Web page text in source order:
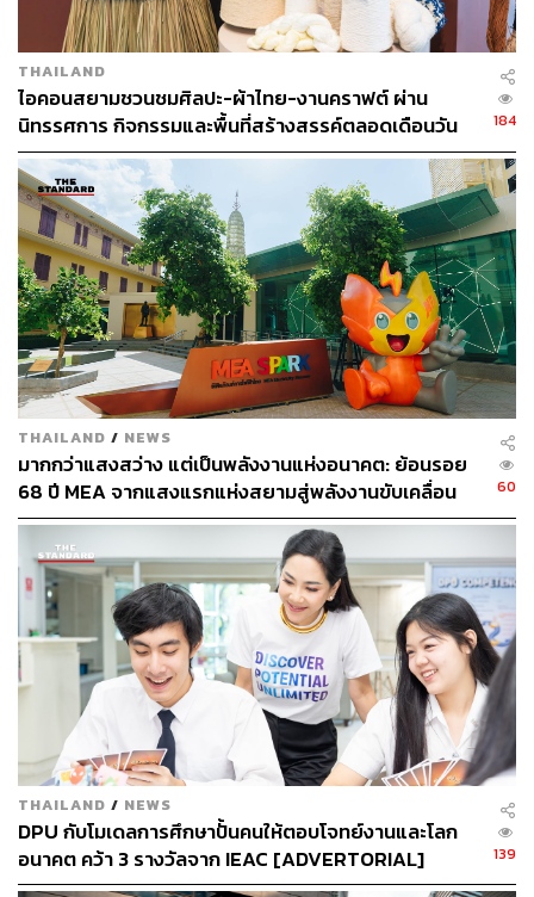
ไม่ใช่แค่ “ผลลัพธ์บนใบหน้า” หรือ “ความไว้วางใจจากคนไข้”
เท่านั้นที่เป็นแรงผลักดันให้แพทย์ทุกท่านก้าวต่อไปได้อย่าง
มั่นคง
อีกหนึ่ง Business Success ที่สำคัญ คือการเติบโตไปพร้อม
กับองค์ความรู้
เมิร์ซ เอสเธติกส์และ ทีมฉีด #เมิร์ซเอสเธติกส์ ร่วมกันยก
ระดับวงการหัตถการไทย ผ่านการสร้าง Video Promote หรือ
Event ที่มุ่งส่งต่อประสบการณ์จริงจากเคสการรักษาหลาก
หลายรูปแบบ, การให้สาระความรู้การดูแลคนไข้ เพื่อสร้าง
แรงบันดาลใจ และสร้างแนวทางในการทำ Aesthetic
Business ให้เติบโตได้มากกว่าเดิม โดยมีตัวช่วยคือการใช้
ผลิตภัณฑ์ที่ได้คุณภาพ, ปลอดภัยระดับสากล และเหมาะสม
กับความต้องการของคนไข้
Beyond Beauty – Building a Stronger Aesthetic
Community
การส่งต่อองค์ความรู้และการจัดทำสื่อชิ้นต่างๆ จึงไม่ใช่เพียง
การแชร์เทคนิค รูปแบบความงาม หรือความน่าเชื่อถือ แต่คือ
การสร้างระบบนิเวศแห่งการเรียนรู้ (Learning Ecosystem) ที่
ผลักดันให้วงการความงามของไทยก้าวสู่มาตรฐานสากล
และช่วยให้ผู้ประกอบการด้านความงามทั่วประเทศสามารถ
ส่งต่อ ‘ความสวยที่ปลอดภัย’ สู่สังคมได้อย่างยั่งยืน
เมิร์ซ เอสเธติกส์จึงเริ่มต้นสร้างทีมฉีด #เมิร์ซเอสเธติกส์ ใน
ฐานะ ‘สารตั้งต้น’ แห่งการพัฒนาวงการความงามไทยและ
พร้อมที่จะขยายจากทีมสู่การเป็นครอบครัว เพื่อรวบรวม
แพทย์และผู้ที่มีปณิธานการก้าวไปสู่มาตรฐานที่ดีกว่าไปด้วย
THAILAND
ไอคอนสยามชวนชมศิลปะ-ผ้าไทย-งานคราฟต์ ผ่าน
นิทรรศการ กิจกรรมและพื้นที่สร้างสรรค์ตลอดเดือนวัน
แม่ [ADVERTORIAL]
184
THAILAND / NEWS
มากกว่าแสงสว่าง แต่เป็นพลังงานแห่งอนาคต: ย้อนรอย
68 ปี MEA จากแสงแรกแห่งสยามสู่พลังงานขับเคลื่อน
เมือง ผ่าน MEA SPARK
60
THAILAND / NEWS
DPU กับโมเดลการศึกษาปั้นคนให้ตอบโจทย์งานและโลก
อนาคต คว้า 3 รางวัลจาก IEAC [ADVERTORIAL]
139